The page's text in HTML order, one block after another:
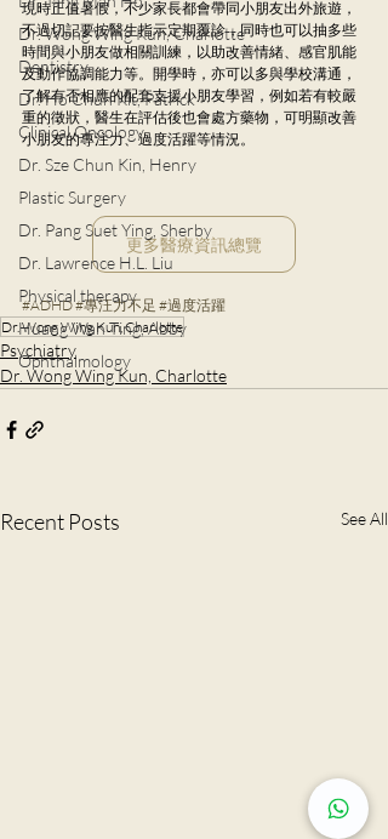
Dr. Wong Wing Kun, Charlotte
Dentistry
Dr. Ho Chun Kit, Patrick
Clinical Oncology
Dr. Sze Chun Kin, Henry
Plastic Surgery
Dr. Pang Suet Ying, Sherby
Dr. Lawrence H.L. Liu
Physical therapy
Huang Wan Ting, Abby
Ophthalmology
現時正值暑假，不少家長都會帶同小朋友出外旅遊，
不過切記要按醫生指示定期覆診，同時也可以抽多些
時間與小朋友做相關訓練，以助改善情緒、感官肌能
及動作協調能力等。開學時，亦可以多與學校溝通，
了解有否相應的配套支援小朋友學習，例如若有較嚴
重的徵狀，醫生在評估後也會處方藥物，可明顯改善
小朋友的專注力、過度活躍等情況。
更多醫療資訊總覽
#ADHD#專汪力不足 #過度活躍
Dr. Wong Wing Kun, Charlotte
Psychiatry
Dr. Wong Wing Kun, Charlotte
Recent Posts See All